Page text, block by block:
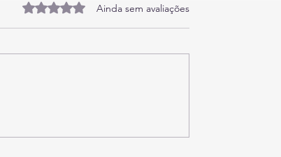
Avaliado com 0 de 5 estrelas.
Ainda sem avaliações